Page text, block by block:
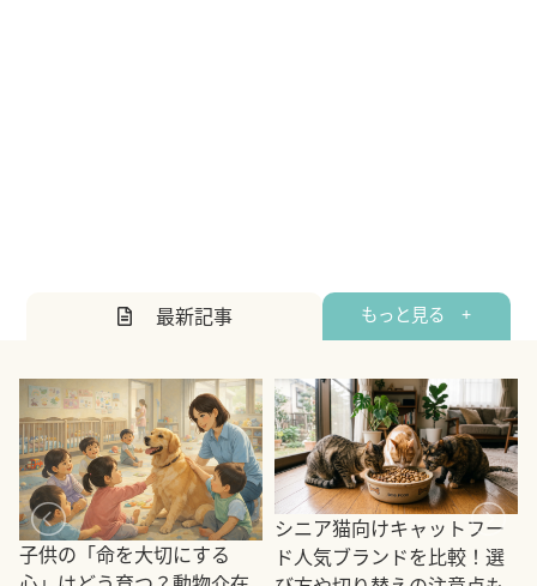
最新記事 もっと見る +
子供の「命を大切にする
シニア猫向けキャットフー
ド人気ブランドを比較！選